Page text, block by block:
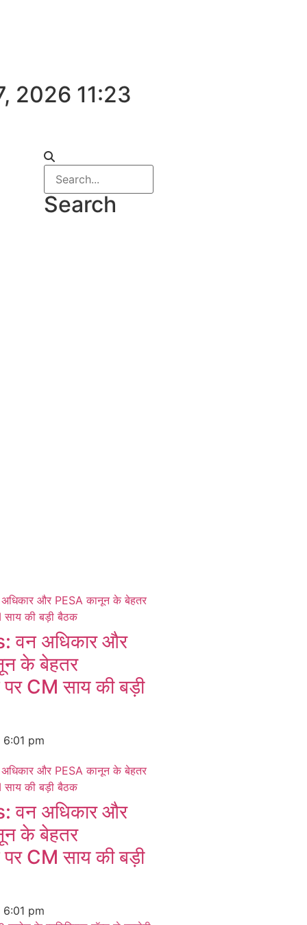
2026 11:23
Search
वन अधिकार और
के बेहतर
पर CM साय की बड़ी
6:01 pm
वन अधिकार और
के बेहतर
पर CM साय की बड़ी
6:01 pm